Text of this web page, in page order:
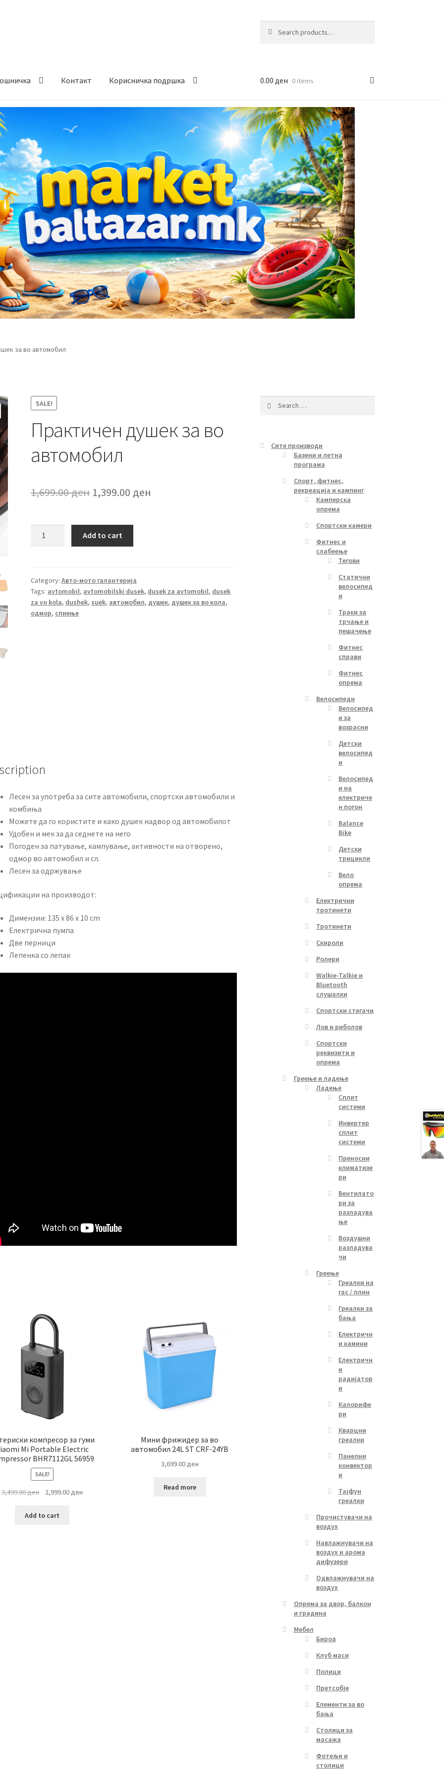
for:
Контакт Корисничка подршка
и начин на плаќање
на производ Услови за користење
0.00 ден 0 items
за во автомобил
SALE!
Практичен душек за во
автомобил
1,699.00ден Original
was:
1,699.00 ден.
1,399.00 ден
автомобил
quantity
Add to cart
Category:Авто-мото галантерија
Tags: avtomobil, avtomobilski dusek, dusek za avtomobil, dusek
za vo kola, dushek, suek, автомобил, душек, душек за во кола,
одмор, спиење
Лесен за употреба за сите автомобили, спортски автомобили и
комбиња
Можете да го користите и како душек надвор од автомобилот
Удобен и мек за да седнете на него
Погоден за патување, кампување, активности на отворено,
одмор во автомобил и сл.
Лесен за одржување
на производот:
Димензии: 135 x 86 x 10 cm
Електрична пумпа
Две перници
Лепенка со лепак
компресор за гуми
Mi Portable Electric
BHR7112GL 56959
SALE!
3,499.00ден
Original
was:
2,999.00ден
Add to cart
Мини фрижидер за во
автомобил 24L ST CRF-24YB
3,699.00ден
Read more
Сите производи
Базени и летна
програма
Спорт, фитнес,
рекреација и кампинг
Камперска
опрема
Спортски камери
Фитнес и
слабеење
Тегови
Статични
велосипед
и
Траки за
трчање и
пешачење
Фитнес
справи
Фитнес
опрема
Велосипеди
Велосипед
и за
возрасни
Детски
велосипед
и
Велосипед
и на
електриче
н погон
Balance
Bike
Детски
трицикли
Вело
опрема
Електрични
тротинети
Тротинети
Скироли
Ролери
Walkie-Talkie и
Bluetooth
слушалки
Спортски стегачи
Лов и риболов
Спортски
реквизити и
опрема
Греење и ладење
Ладење
Сплит
системи
Инвертер
сплит
системи
Преносни
климатизе
ри
Вентилато
ри за
разладува
ње
Воздушни
разладува
чи
Греење
Греалки на
гас / плин
Греалки за
бања
Електричн
и камини
Електричн
и
радијатор
и
Калорифе
ри
Кварцни
греалки
Панелни
конвектор
и
Тајфун
греалки
Прочистувачи на
воздух
Навлажнувачи на
воздух и арома
дифузери
Одвлажнувачи на
воздух
Опрема за двор, балкон
и градина
Мебел
Бироа
Клуб маси
Полици
Претсобје
Елементи за во
бања
Столици за
масажа
Фотељи и
столици